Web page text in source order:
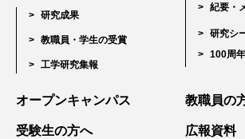
研究成果
教職員・学生の受賞
工学研究集報
紀要・
研究シ
100周
オープンキャンパス
受験生の方へ
教職員の
広報資料